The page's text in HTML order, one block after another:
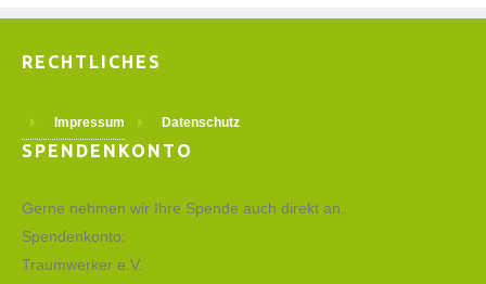
RECHTLICHES
Impressum Datenschutz
SPENDENKONTO
Gerne nehmen wir Ihre Spende auch direkt an.
Spendenkonto:
Traumwerker e.V.